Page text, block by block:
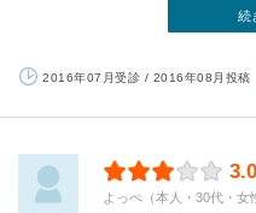
続
2016年07月受診 / 2016年08月投稿
3.0
よっぺ（本人・30代・女